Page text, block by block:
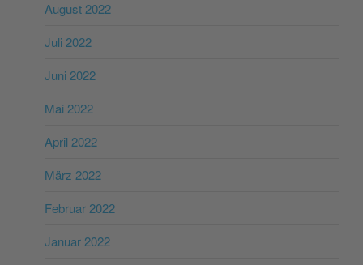
August 2022
Juli 2022
Juni 2022
Mai 2022
April 2022
März 2022
Februar 2022
Januar 2022